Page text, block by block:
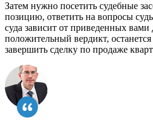
Затем нужно посетить судебные
позицию, ответить на вопросы
суда зависит от приведенных
положительный вердикт,
завершить сделку по продаже